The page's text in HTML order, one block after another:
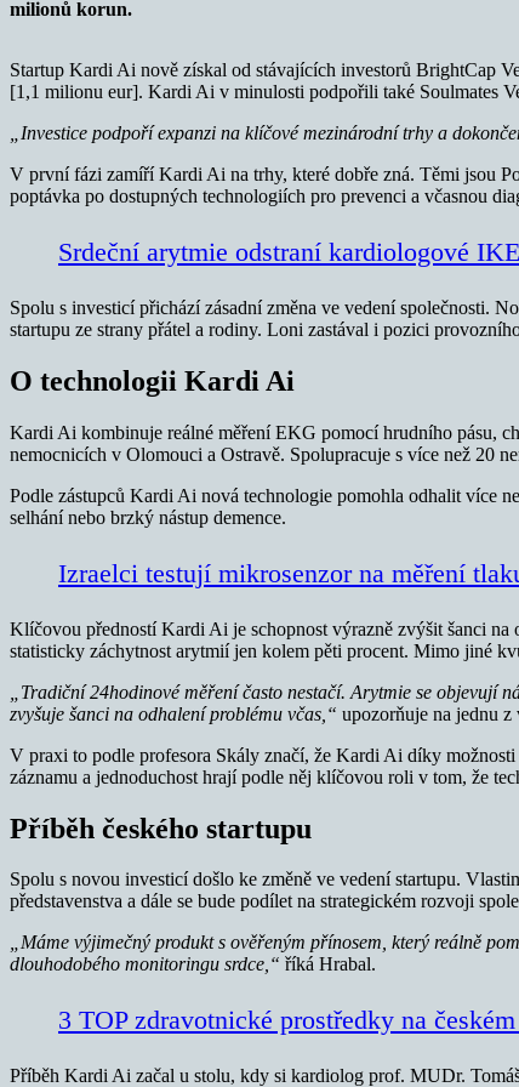
milionů korun.
Startup Kardi Ai nově získal od stávajících investorů BrightCap
[1,1 milionu eur]. Kardi Ai v minulosti podpořili také Soulmates
„Investice podpoří expanzi na klíčové mezinárodní trhy a
V první fázi zamíří Kardi Ai na trhy, které dobře zná. Těmi jsou
poptávka po dostupných technologiích pro prevenci a včasnou
Srdeční arytmie odstraní kardiologové
Spolu s investicí přichází zásadní změna ve vedení společnosti.
startupu ze strany přátel a rodiny. Loni zastával i pozici
O technologii Kardi Ai
Kardi Ai kombinuje reálné měření EKG pomocí hrudního pásu,
nemocnicích v Olomouci a Ostravě. Spolupracuje s více než 20
Podle zástupců Kardi Ai nová technologie pomohla odhalit více
selhání nebo brzký nástup demence.
Izraelci testují mikrosenzor na měření
Klíčovou předností Kardi Ai je schopnost výrazně zvýšit šanci
statisticky záchytnost arytmií jen kolem pěti procent. Mimo jiné
„Tradiční 24hodinové měření často nestačí. Arytmie se objevují
zvyšuje šanci na odhalení problému včas,“ upozorňuje na jednu
V praxi to podle profesora Skály značí, že Kardi Ai díky
záznamu a jednoduchost hrají podle něj klíčovou roli v tom, že
Příběh českého startupu
Spolu s novou investicí došlo ke změně ve vedení startupu.
představenstva a dále se bude podílet na strategickém rozvoji
„Máme výjimečný produkt s ověřeným přínosem, který reálně
dlouhodobého monitoringu srdce,“ říká Hrabal.
3 TOP zdravotnické prostředky na
Příběh Kardi Ai začal u stolu, kdy si kardiolog prof. MUDr.